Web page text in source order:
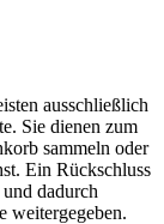
ausschließlich
Sie dienen zum
sammeln oder
Ein Rückschluss
dadurch
weitergegeben.